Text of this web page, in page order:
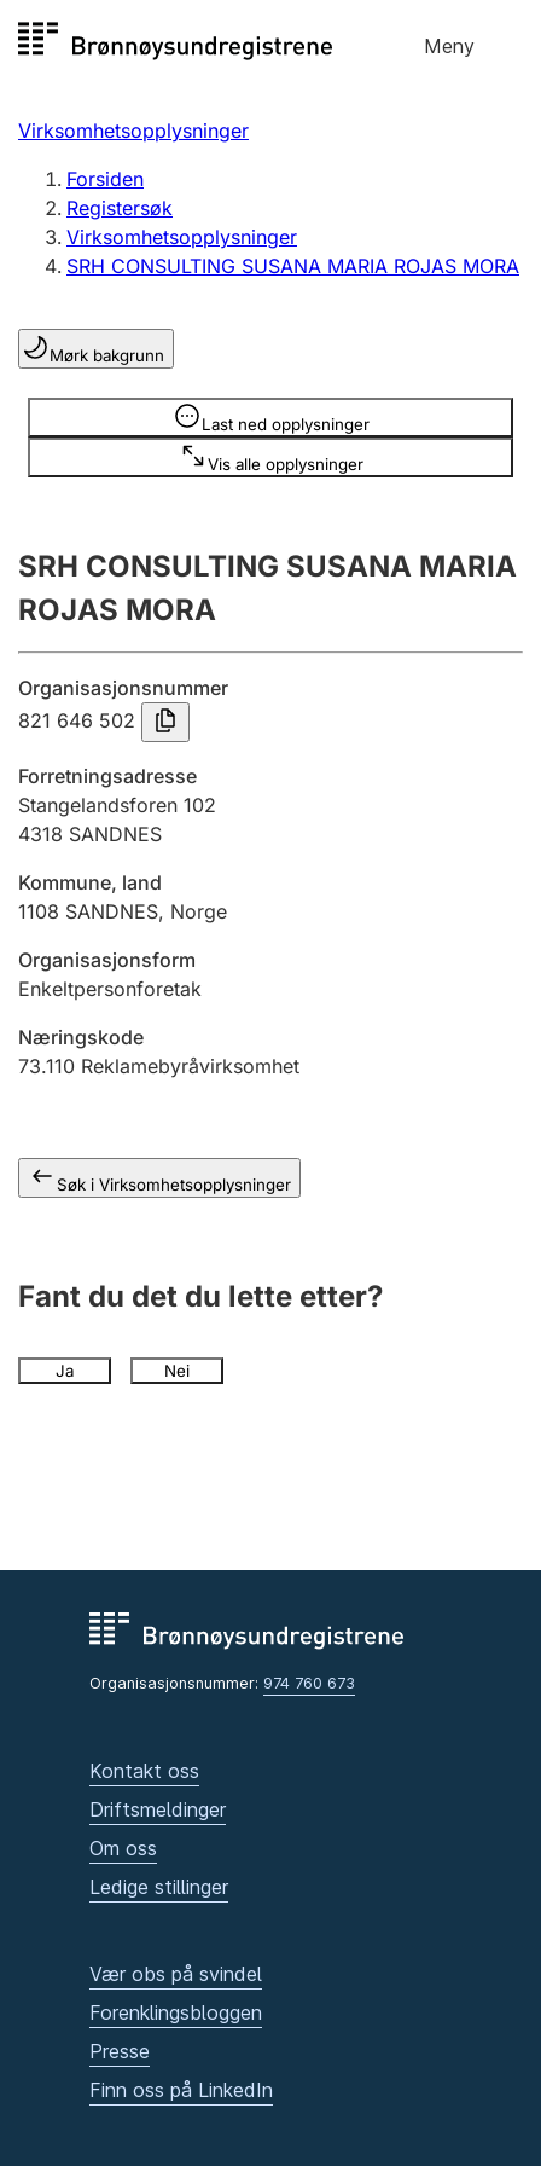
til
Meny
Registersøk
Aksjeselskap
Enkeltpersonforetak
Registrere, endre, slette
Lag og forening
Registrere, endre, slette
Årsregnskap
Innsending og forsinkelsesgebyr
Tinglysing
Jeger
Betaling og jegeravgiftskort
Ektepaktveileder
Offentlig sektor
Virksomhetsopplysninger
Forsiden
Registersøk
Virksomhetsopplysninger
SRH CONSULTING SUSANA MARIA ROJAS MORA
Mørk bakgrunn
Last ned opplysninger
Vis alle opplysninger
Opplysninger er skjult
SRH CONSULTING SUSANA MARIA
ROJAS MORA
Organisasjonsnummer
821 646 502
Forretningsadresse
Stangelandsforen 102
4318 SANDNES
Kommune, land
1108 SANDNES, Norge
Organisasjonsform
Enkeltpersonforetak
Næringskode
73.110 Reklamebyråvirksomhet
Søk i Virksomhetsopplysninger
Fant du det du lette etter?
Ja Nei
Organisasjonsnummer: 974 760 673
Kontakt oss
Driftsmeldinger
Om oss
Ledige stillinger
Vær obs på svindel
Forenklingsbloggen
Presse
Finn oss på LinkedIn